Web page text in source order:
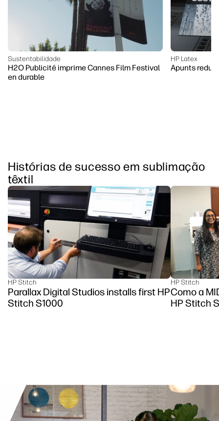
Sustentabilidade
H2O Publicité imprime Cannes Film Festival
en durable
HP Latex
Apunts reduz
Histórias de sucesso em sublimação
têxtil
HP Stitch
Parallax Digital Studios installs first HP
Stitch S1000
HP Stitch
Como a
HP Stitch